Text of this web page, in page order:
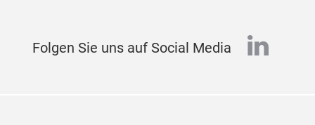
Folgen Sie uns auf Social Media